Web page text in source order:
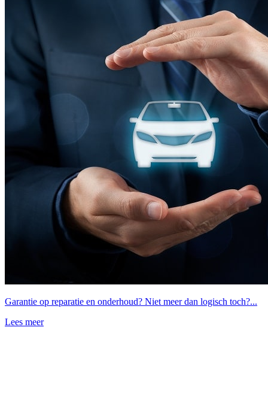
Garantie op reparatie en onderhoud? Niet meer dan logisch toch?...
Lees meer